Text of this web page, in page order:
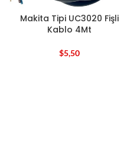
Makita Tipi UC3020 Fişli
Kablo 4Mt
$5,50